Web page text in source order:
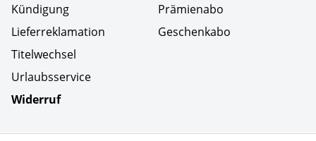
Kündigung
Lieferreklamation
Titelwechsel
Urlaubsservice
Widerruf
Prämienabo
Geschenkabo